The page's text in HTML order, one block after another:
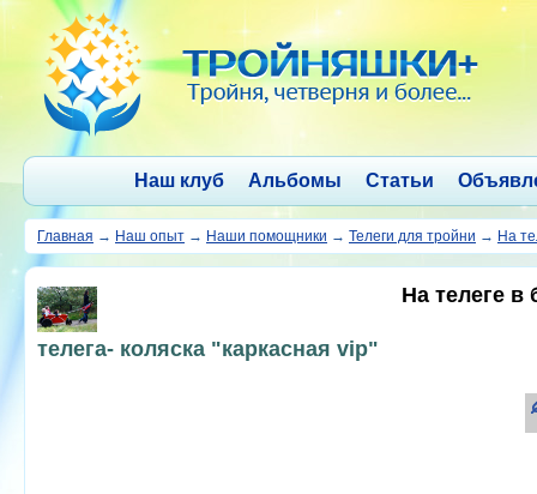
Наш клуб Альбомы Статьи
Главная → Наш опыт → Наши помощники → Телеги для тройни → На
На телеге в
телега- коляска "каркасная vip"